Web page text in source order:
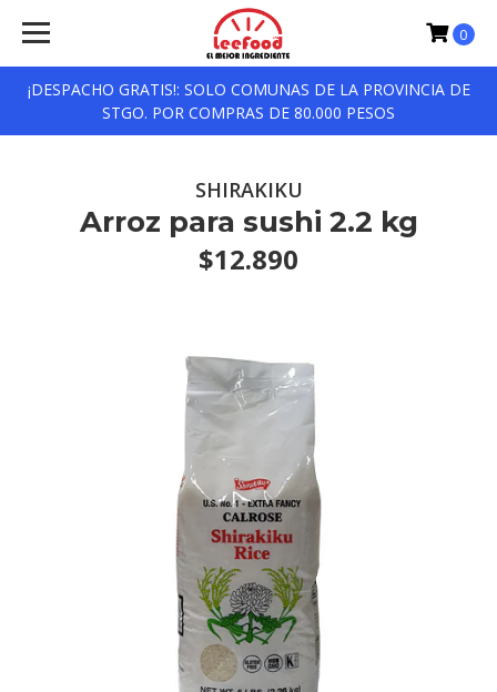
¡DESPACHO GRATIS!: SOLO COMUNAS DE LA PROVINCIA DE
STGO. POR COMPRAS DE 80.000 PESOS
0
SHIRAKIKU
Arroz para sushi 2.2 kg
$12.890